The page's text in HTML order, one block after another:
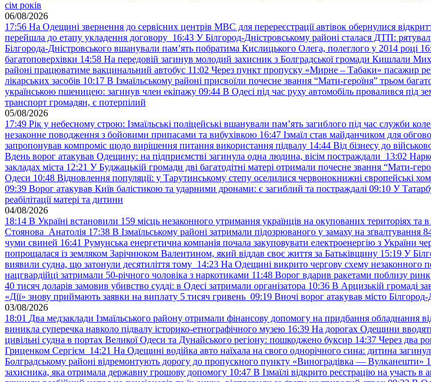
сім років
06/08/2026
17:56 На Одещині звернення до сервісних центрів МВС для перереєстрації автівок обернулися
перейшла до етапу укладення договору 16:43 У Білгород-Дністровському районі сталася ДТП:
Білгорода-Дністровського вшанували пам’ять побратима Кислицького Олега, полеглого у 2014 році
багатоповерхівки 14:58 На передовій загинув молодий захисник з Болградської громади Кишлали
районі працюватиме вакцинальний автобус 11:02 Через пункт пропуску «Мирне – Табаки» пасажир
лікарських засобів 10:17 В Ізмаїльському районі присвоїли почесне звання “Мати-героїня” трьом
українською пшеницею: загинув член екіпажу 09:44 В Одесі під час руху автомобіль провалився під
транспорт громадян, є потерпілий
05/08/2026
17:49 Рік у небесному строю: Ізмаїльські поліцейські вшанували пам’ять загиблого під час служби
незаконне поводження з бойовими припасами та вибухівкою 16:47 Ізмаїл став майданчиком для
запропонував компроміс щодо вирішення питання використання підвалу 14:44 Від бізнесу до
Вдень ворог атакував Одещину: на підприємстві загинула одна людина, вісім постраждали 13:02
закладах міста 12:21 У Буджацькій громади дві багатодітні матері отримали почесне звання “Мати-
Одеси 10:48 Відновлення популяції: у Тарутинському степу оселилися червонокнижні європейські
09:39 Ворог атакував Київ балістикою та ударними дронами: є загиблий та постраждалі 09:10 У
реабілітації матері та дитини
04/08/2026
18:14 В Україні встановили 159 місць незаконного утримання українців на окупованих територіях та
Стоянова Анатолія 17:38 В Ізмаїльському районі затримали підозрюваного у замаху на зґвалтування
чуми свиней 16:41 Румунська енергетична компанія почала закуповувати електроенергію з України
попрощалася із земляком Зарічнюком Валентином, який віддав своє життя за Батьківщину 15:19 У
виявили судна, що затонули десятиліття тому 14:23 На Одещині викрито чергову схему незаконного
нацгвардійці затримали 50-річного чоловіка з наркотиками 11:48 Ворог вдарив ракетами поблизу
40 тисяч доларів замовив убивство судді: в Одесі затримали організатора 10:36 В Арцизькій громаді
«Дії» знову приймають заявки на виплату 5 тисяч гривень 09:19 Вночі ворог атакував місто
03/08/2026
18:01 Два медзаклади Ізмаїльського району отримали фінансову допомогу на придбання обладнання
виникла суперечка навколо підвалу історико-етнографічного музею 16:39 На дорогах Одещини
цивільні судна в портах Великої Одеси та Дунайського регіону: пошкоджено буксир 14:37 Через два
Гриценком Сергієм 14:21 На Одещині водійка авто наїхала на свого однорічного сина: дитина
Болградському районі відремонтують дорогу до пропускного пункту «Виноградівка — Вулканешти»
захисника, яка отримала державну грошову допомогу 10:47 В Ізмаїлі відкрито реєстрацію на участь